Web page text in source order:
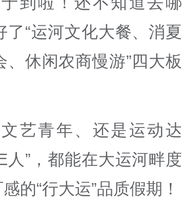
“运河文化大餐、消夏
休闲农商慢游”四大板
艺青年、还是运动达
人”，都能在大运河畔度
的“行大运”品质假期！